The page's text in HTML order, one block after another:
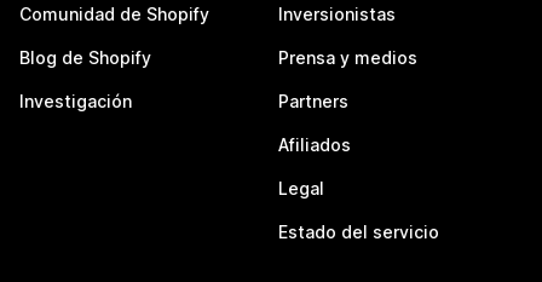
Comunidad de Shopify
Blog de Shopify
Investigación
Inversionistas
Prensa y medios
Partners
Afiliados
Legal
Estado del servicio